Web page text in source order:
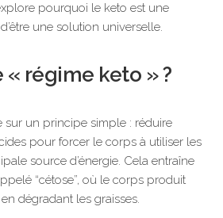
pourquoi le keto est une
une solution universelle.
« régime keto » ?
sur un principe simple : réduire
pour forcer le corps à utiliser les
source d’énergie. Cela entraîne
“cétose”, où le corps produit
dégradant les graisses.